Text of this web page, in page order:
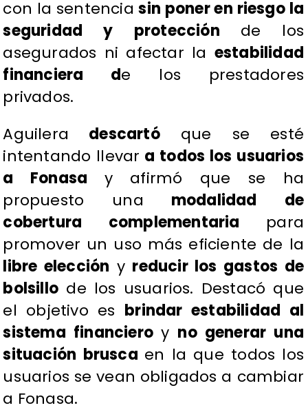
con la sentenciasin poner en riesgo la
seguridad y protección de los
asegurados ni afectar la estabilidad
financiera de los prestadores
privados.
Aguilera descartóque se esté
intentando llevar a todos los usuarios
a Fonasa y afirmó que se ha
propuesto una modalidad de
cobertura complementaria para
promover un uso más eficiente de la
libre elección y reducir los gastos de
bolsillo de los usuarios. Destacó que
el objetivo es brindar estabilidad al
sistema financieroy no generar una
situación brusca en la que todos los
usuarios se vean obligados a cambiar
a Fonasa.